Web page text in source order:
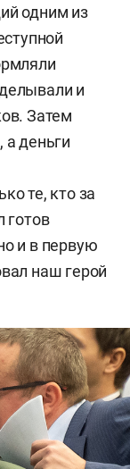
одним из
и
Затем
а деньги
те, кто за
готов
и в первую
наш герой